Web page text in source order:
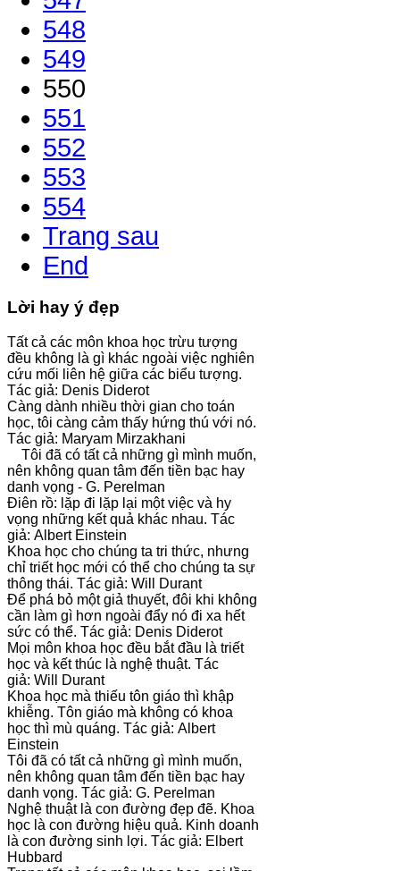
548
549
550
551
552
553
554
Trang sau
End
Lời hay ý đẹp
Tất cả các môn khoa học trừu tượng
đều không là gì khác ngoài việc nghiên
cứu mối liên hệ giữa các biểu tượng.
Tác giả: Denis Diderot
Càng dành nhiều thời gian cho toán
học, tôi càng cảm thấy hứng thú với nó.
Tác giả: Maryam Mirzakhani
Tôi đã có tất cả những gì mình muốn,
nên không quan tâm đến tiền bạc hay
danh vọng - G. Perelman
Điên rồ: lặp đi lặp lại một việc và hy
vọng những kết quả khác nhau. Tác
giả: Albert Einstein
Khoa học cho chúng ta tri thức, nhưng
chỉ triết học mới có thể cho chúng ta sự
thông thái. Tác giả: Will Durant
Để phá bỏ một giả thuyết, đôi khi không
cần làm gì hơn ngoài đẩy nó đi xa hết
sức có thể. Tác giả: Denis Diderot
Mọi môn khoa học đều bắt đầu là triết
học và kết thúc là nghệ thuật. Tác
giả: Will Durant
Khoa học mà thiếu tôn giáo thì khập
khiễng. Tôn giáo mà không có khoa
học thì mù quáng. Tác giả: Albert
Einstein
Tôi đã có tất cả những gì mình muốn,
nên không quan tâm đến tiền bạc hay
danh vọng. Tác giả: G. Perelman
Nghệ thuật là con đường đẹp đẽ. Khoa
học là con đường hiệu quả. Kinh doanh
là con đường sinh lợi. Tác giả: Elbert
Hubbard